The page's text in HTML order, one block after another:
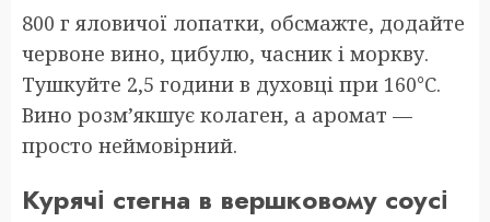
800 г яловичої лопатки, обсмажте, додайте
червоне вино, цибулю, часник і моркву.
Тушкуйте 2,5 години в духовці при 160°C.
Вино розм’якшує колаген, а аромат —
просто неймовірний.
Курячі стегна в вершковому соусі